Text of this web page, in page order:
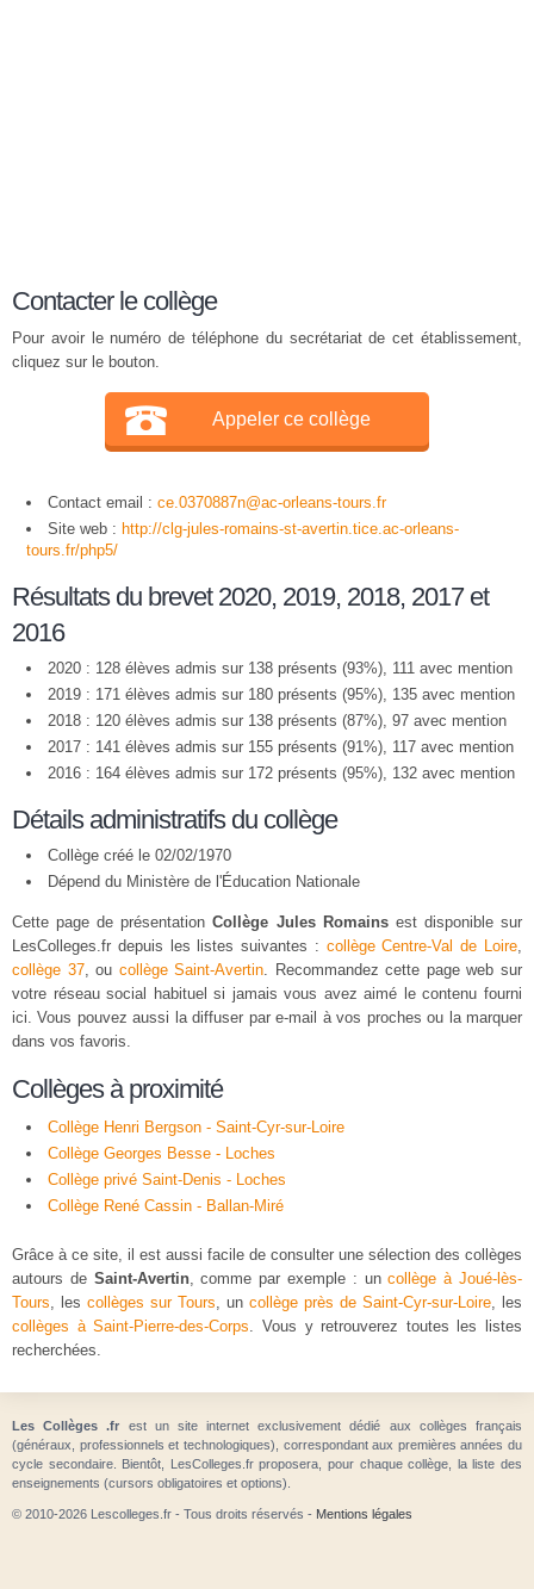
Contacter le collège
Pour avoir le numéro de téléphone du secrétariat de cet établissement,
cliquez sur le bouton.
Appeler ce collège
Contact email : ce.0370887n@ac-orleans-tours.fr
Site web : http://clg-jules-romains-st-avertin.tice.ac-orleans-
tours.fr/php5/
Résultats du brevet 2020, 2019, 2018, 2017 et
2016
2020 : 128 élèves admis sur 138 présents (93%), 111 avec mention
2019 : 171 élèves admis sur 180 présents (95%), 135 avec mention
2018 : 120 élèves admis sur 138 présents (87%), 97 avec mention
2017 : 141 élèves admis sur 155 présents (91%), 117 avec mention
2016 : 164 élèves admis sur 172 présents (95%), 132 avec mention
Détails administratifs du collège
Collège créé le 02/02/1970
Dépend du Ministère de l'Éducation Nationale
Cette page de présentationCollège Jules Romainsest disponible sur
LesColleges.fr depuis les listes suivantes : collège Centre-Val de Loire,
collège 37, ou collège Saint-Avertin. Recommandez cette page web sur
votre réseau social habituel si jamais vous avez aimé le contenu fourni
ici. Vous pouvez aussi la diffuser par e-mail à vos proches ou la marquer
dans vos favoris.
Collèges à proximité
Collège Henri Bergson - Saint-Cyr-sur-Loire
Collège Georges Besse - Loches
Collège privé Saint-Denis - Loches
Collège René Cassin - Ballan-Miré
Grâce à ce site, il est aussi facile de consulter une sélection des collèges
autours de Saint-Avertin, comme par exemple : uncollège à Joué-lès-
Tours, les collèges sur Tours, un collège près de Saint-Cyr-sur-Loire, les
collèges à Saint-Pierre-des-Corps. Vous y retrouverez toutes les listes
recherchées.
Les Collèges .fr est un site internet exclusivement dédié aux collèges français
(généraux, professionnels et technologiques), correspondant aux premières années du
cycle secondaire. Bientôt, LesColleges.fr proposera, pour chaque collège, la liste des
enseignements (cursors obligatoires et options).
© 2010-2026 Lescolleges.fr - Tous droits réservés - Mentions légales